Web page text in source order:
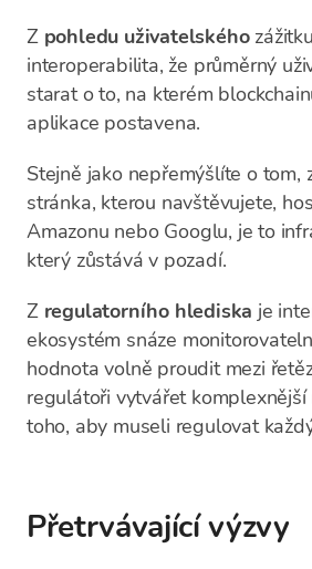
Z pohledu uživatelského
interoperabilita, že průměrný
starat o to, na kterém
aplikace postavena.
Stejně jako nepřemýšlíte o tom,
stránka, kterou navštěvujete,
Amazonu nebo Googlu, je to
který zůstává v pozadí.
Z regulatorního hlediska je
ekosystém snáze
hodnota volně proudit mezi
regulátoři vytvářet komplexnější
toho, aby museli regulovat
Přetrvávající výzvy